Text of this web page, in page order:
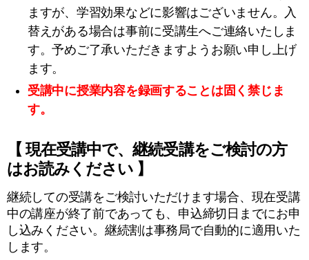
ますが、学習効果などに影響はございません。入
替えがある場合は事前に受講生へご連絡いたしま
す。予めご了承いただきますようお願い申し上げ
ます。
受講中に授業内容を録画することは固く禁じま
す。
【 現在受講中で、継続受講をご検討の方
はお読みください 】
継続しての受講をご検討いただけます場合、現在受講
中の講座が終了前であっても、申込締切日までにお申
し込みください。継続割は事務局で自動的に適用いた
します。